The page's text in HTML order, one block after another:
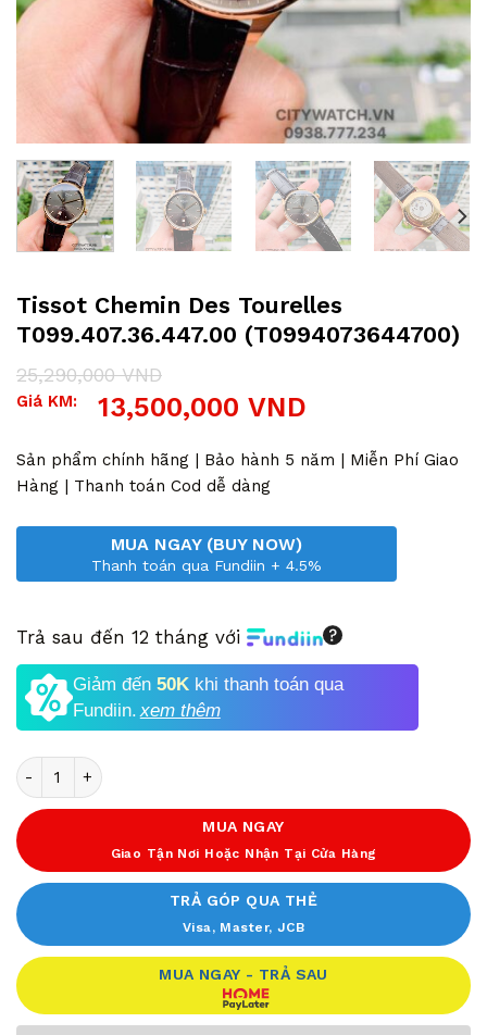
Tissot Chemin Des Tourelles
T099.407.36.447.00 (T0994073644700)
25,290,000VND
Giá
25,290,000 VND.
13,500,000 VND
Giá
là:
13,500,000 VND.
Giá KM:
Sản phẩm chính hãng | Bảo hành 5 năm | Miễn Phí Giao
Hàng | Thanh toán Cod dễ dàng
MUA NGAY (BUY NOW)
Thanh toán qua Fundiin + 4.5%
Trả sau đến 12 tháng với
Giảm đến 50K khi thanh toán qua
Fundiin.xem thêm
Số lượng
MUA NGAY
Giao Tận Nơi Hoặc Nhận Tại Cửa Hàng
TRẢ GÓP QUA THẺ
Visa, Master, JCB
MUA NGAY - TRẢ SAU